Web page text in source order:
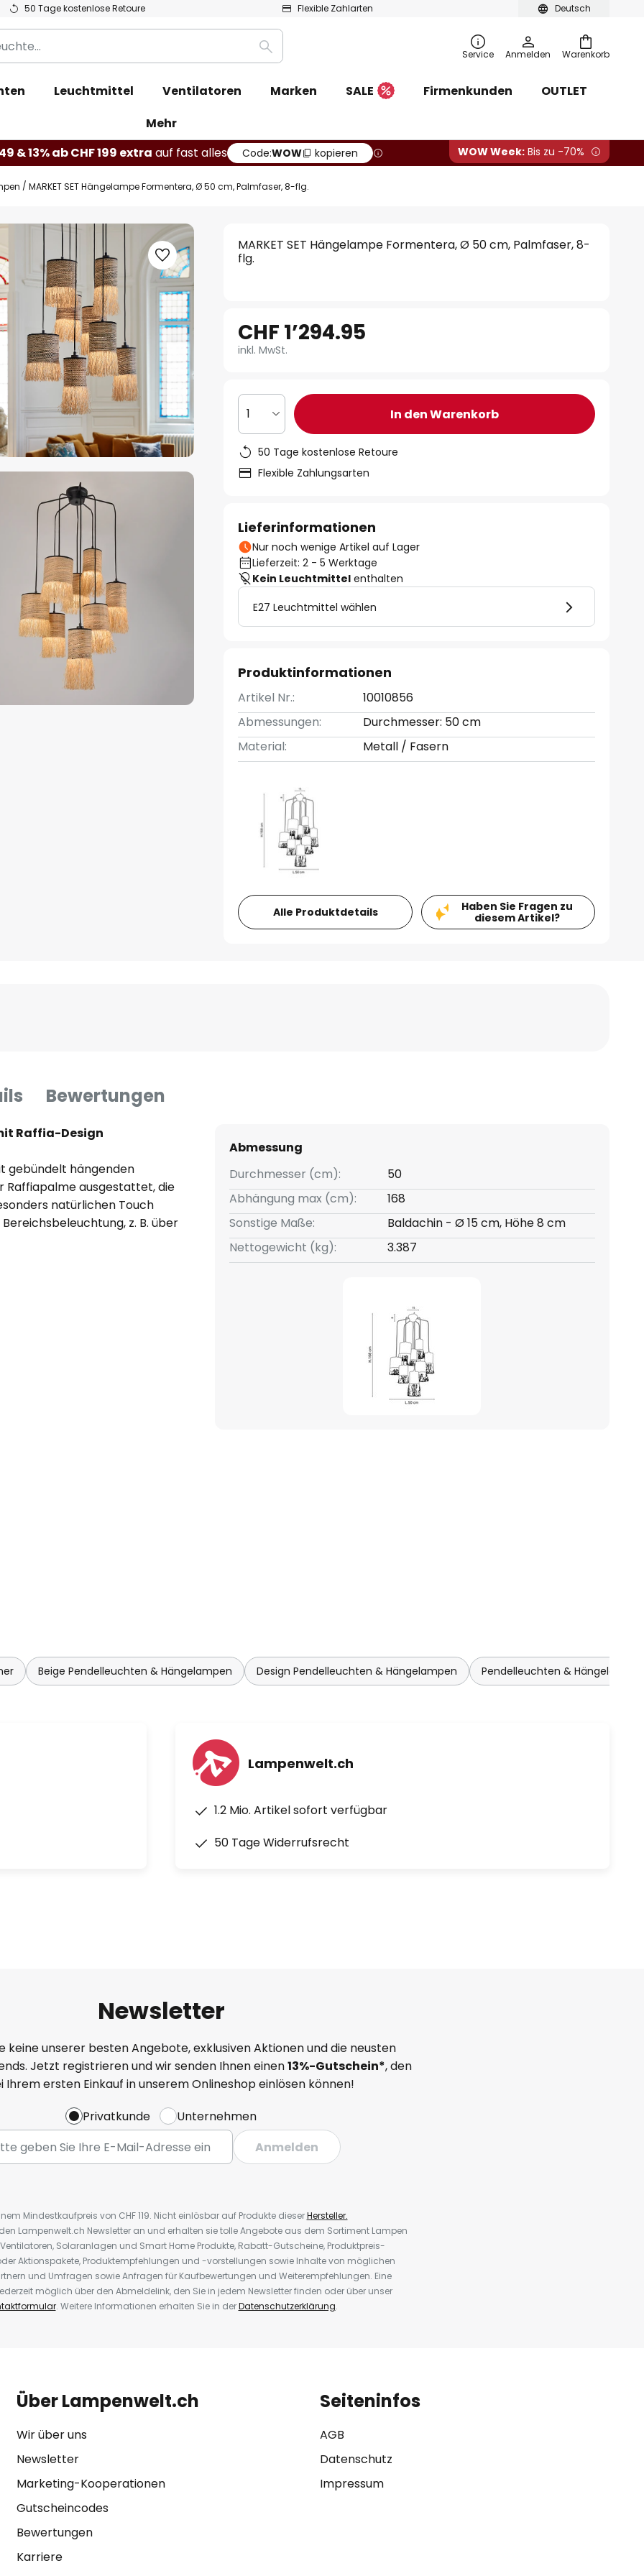
Deutsch
50 Tage kostenlose Retoure Flexible Zahlarten
Warenkorb
Suche Service Anmelden
Leuchtmittel Ventilatoren Marken SALE Firmenkunden
OUTLET
Mehr
& 13% ab CHF 199 extra auf fast alles Code:WOW kopieren WOW Week: Bis zu -70%
MARKET SET Hängelampe Formentera, Ø 50 cm, Palmfaser, 8-flg.
MARKET SET Hängelampe Formentera, Ø 50 cm, Palmfaser, 8-
flg.
CHF 1’294.95
inkl. MwSt.
1 In den Warenkorb
50 Tage kostenlose Retoure
Flexible Zahlungsarten
Lieferinformationen
Nur noch wenige Artikel auf Lager
Lieferzeit: 2 - 5 Werktage
Kein Leuchtmittel enthalten
E27 Leuchtmittel wählen
Produktinformationen
Artikel Nr.:
10010856
Abmessungen:
Durchmesser: 50 cm
Material:
Metall / Fasern
Alle Produktdetails
Haben Sie Fragen zu
diesem Artikel?
Bewertungen
Raffia-Design
gebündelt hängenden
Raffiapalme ausgestattet, die
natürlichen Touch
z. B. über
Abmessung
Durchmesser (cm):
50
Abhängung max (cm):
168
Sonstige Maße:
Baldachin - Ø 15 cm, Höhe 8 cm
Nettogewicht (kg):
3.387
Beige Pendelleuchten & Hängelampen Design Pendelleuchten & Hängelampen Pendelleuchten &
Lampenwelt.ch
1.2 Mio. Artikel sofort verfügbar
50 Tage Widerrufsrecht
Newsletter
keine unserer besten Angebote, exklusiven Aktionen und die neusten
Jetzt registrieren und wir senden Ihnen einen13%-Gutschein*, den
Ihrem ersten Einkauf in unserem Onlineshop einlösen können!
Privatkunde
Unternehmen
Anmelden
Mindestkaufpreis von CHF 119. Nicht einlösbar auf Produkte dieserHersteller.
Lampenwelt.ch Newsletter an und erhalten sie tolle Angebote aus dem Sortiment Lampen
Solaranlagen und Smart Home Produkte, Rabatt-Gutscheine, Produktpreis-
Aktionspakete, Produktempfehlungen und -vorstellungen sowie Inhalte von möglichen
und Umfragen sowie Anfragen für Kaufbewertungen und Weiterempfehlungen. Eine
möglich über den Abmeldelink, den Sie in jedem Newsletter finden oder über unser
. Weitere Informationen erhalten Sie in derDatenschutzerklärung.
Über Lampenwelt.ch
Wir über uns
Newsletter
Marketing-Kooperationen
Gutscheincodes
Bewertungen
Karriere
Seiteninfos
AGB
Datenschutz
Impressum